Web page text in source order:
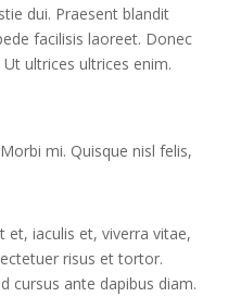
dui. Praesent blandit
facilisis laoreet. Donec
ultrices ultrices enim.
mi. Quisque nisl felis,
et, iaculis et, viverra vitae,
risus et tortor.
cursus ante dapibus diam.